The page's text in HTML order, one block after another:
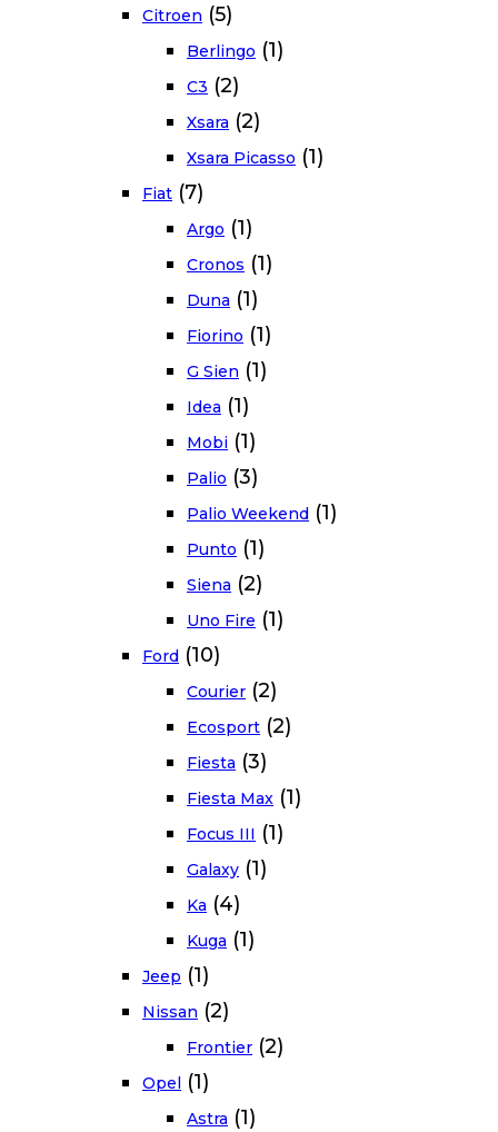
Citroen (5)
Berlingo (1)
C3 (2)
Xsara (2)
Xsara Picasso (1)
Fiat (7)
Argo (1)
Cronos (1)
Duna (1)
Fiorino (1)
G Sien (1)
Idea (1)
Mobi (1)
Palio (3)
Palio Weekend (1)
Punto (1)
Siena (2)
Uno Fire (1)
Ford (10)
Courier (2)
Ecosport (2)
Fiesta (3)
Fiesta Max (1)
Focus III (1)
Galaxy (1)
Ka (4)
Kuga (1)
Jeep (1)
Nissan (2)
Frontier (2)
Opel (1)
Astra (1)